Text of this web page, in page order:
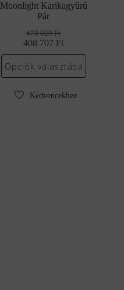
Moonlight Karikagyűrű
Pár
478 020Ft
Original
price
was:
408 707 Ft
Current
price
is:
Opciók választása
Kedvencekhez